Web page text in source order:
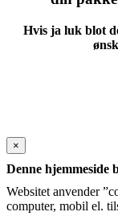
Hvis ja luk blot
×
Denne hjemmeside
Websitet anvender
computer, mobil el.